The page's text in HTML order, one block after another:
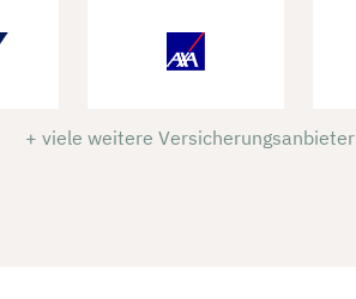
+ viele weitere Versicherungsanbieter